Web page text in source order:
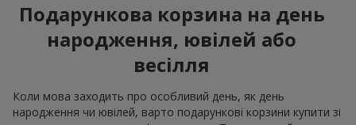
Подарункова корзина на день
народження, ювілей або
весілля
Коли мова заходить про особливий день, як день
народження чи ювілей, варто подарункові корзини купити зі